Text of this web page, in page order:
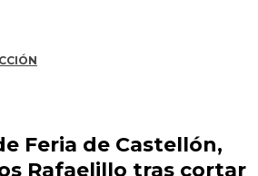
Feria de Castellón,
Rafaelillo tras cortar